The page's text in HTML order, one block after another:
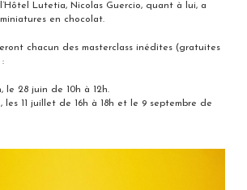
Lutetia, Nicolas Guercio, quant à lui, a
en chocolat.
chacun des masterclass inédites (gratuites
le 28 juin de 10h à 12h.
les 11 juillet de 16h à 18h et le 9 septembre de